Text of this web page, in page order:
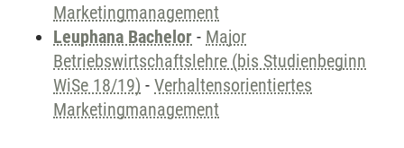
Marketingmanagement
Leuphana Bachelor - Major
Betriebswirtschaftslehre (bis Studienbeginn
WiSe 18/19) - Verhaltensorientiertes
Marketingmanagement